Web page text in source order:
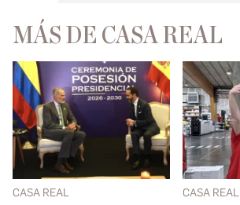
MÁS DE CASA REAL
CASA REAL CASA REAL